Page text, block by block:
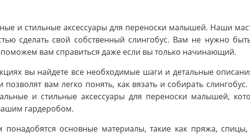
и стильные аксессуары для переноски малышей. Наши
сделать свой собственный слингобус. Вам не нужно
вам справиться даже если вы только начинающий.
вы найдете все необходимые шаги и детальные
вам легко понять, как вязать и собирать
и стильные аксессуары для переноски малышей,
гардеробом.
понадобятся основные материалы, такие как пряжа,